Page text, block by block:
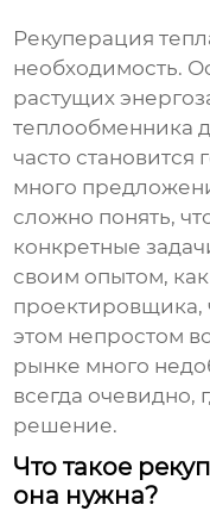
Рекуперация
необходимость.
растущих
теплообменника
часто
много
сложно понять,
конкретные
своим опытом,
проектировщика,
этом непростом
рынке много
всегда очевидно,
решение.
Что такое
она нужна?